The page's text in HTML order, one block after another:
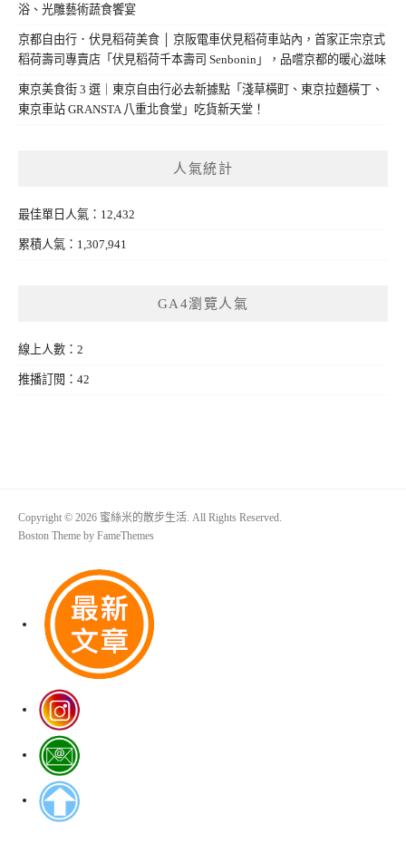
浴、光雕藝術蔬食饗宴
京都自由行．伏見稻荷美食 │ 京阪電車伏見稻荷車站內，首家正宗京式
稻荷壽司專賣店「伏見稻荷千本壽司 Senbonin」，品嚐京都的暖心滋味
東京美食街 3 選｜東京自由行必去新據點「淺草橫町、東京拉麵橫丁、
東京車站 GRANSTA 八重北食堂」吃貨新天堂！
人氣統計
最佳單日人氣：12,432
累積人氣：1,307,941
GA4瀏覽人氣
線上人數：2
推播訂閱：42
Copyright © 2026 蜜絲米的散步生活. All Rights Reserved.
Boston Theme by FameThemes